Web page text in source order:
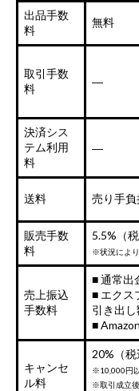
出品手数
料
無料
取引手数
料
―
決済シス
テム利用
料
―
送料 売り手負
販売手数
料
5.5%（税
※状況によ
売上振込
手数料
■ 通常出
■ エクス
引き出し
■
キャンセ
ル料
20%（税
※10,000円
※取引成立